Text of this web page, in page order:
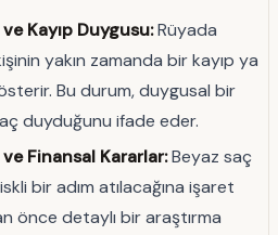
Kayıp Duygusu:Rüyada
yakın zamanda bir kayıp ya
Bu durum, duygusal bir
duyduğunu ifade eder.
ve Finansal Kararlar:Beyaz saç
bir adım atılacağına işaret
önce detaylı bir araştırma